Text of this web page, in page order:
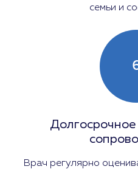
семьи и
Врач регулярно